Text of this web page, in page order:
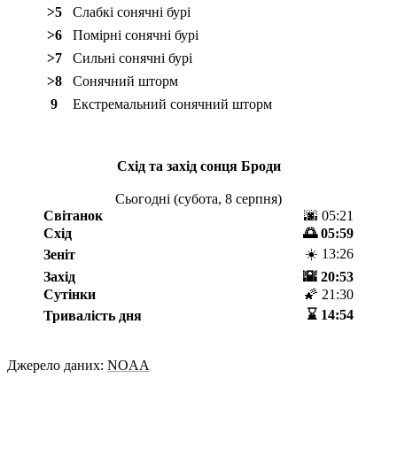
>5
Слабкі сонячні бурі
>6
Помірні сонячні бурі
>7
Сильні сонячні бурі
>8
Сонячний шторм
9
Екстремальний сонячний шторм
Схід та захід сонця Броди
Сьогодні (субота, 8 серпня)
Світанок
🌆 05:21
Схід
🌅 05:59
Зеніт
☀️ 13:26
Захід
🌇 20:53
Сутінки
🌠 21:30
Тривалість дня
⌛️ 14:54
Джерело даних: NOAA